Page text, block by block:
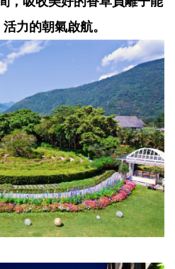
力的朝氣啟航。